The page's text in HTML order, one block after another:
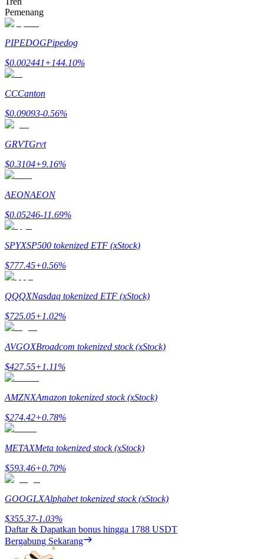
Menghasilkan
Babi Kekuatan
Dapatkan imbalan kompetitif setiap hari
Launchpool
Staking fleksibel untuk mendapatkan token populer
Pemenang
PIPEDOGPipedog
$0.002441+144.10%
CCCanton
$0.09093-0.56%
GRVTGrvt
$0.3104+9.16%
AEONAEON
$0.05246-11.69%
SPYXSP500 tokenized ETF (xStock)
$777.45+0.56%
QQQXNasdaq tokenized ETF (xStock)
$725.05+1.02%
AVGOXBroadcom tokenized stock (xStock)
$427.55+1.11%
AMZNXAmazon tokenized stock (xStock)
$274.42+0.78%
METAXMeta tokenized stock (xStock)
$593.46+0.70%
GOOGLXAlphabet tokenized stock (xStock)
$355.37-1.03%
Daftar & Dapatkan bonus hingga 1788 USDT
Bergabung Sekarang